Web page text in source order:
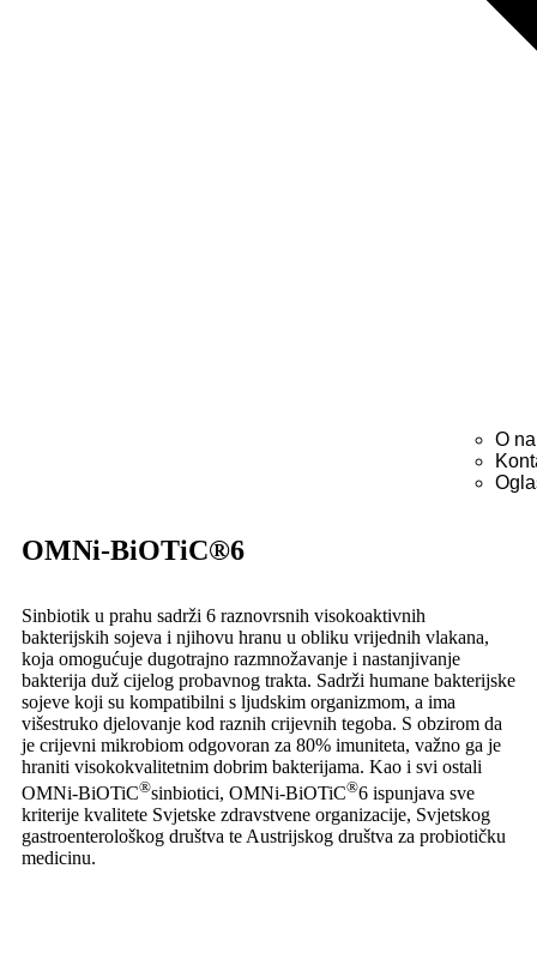
O
OMNi-BiOTiC®6
Sinbiotik u prahu sadrži 6 raznovrsnih visokoaktivnih
bakterijskih sojeva i njihovu hranu u obliku vrijednih vlakana,
koja omogućuje dugotrajno razmnožavanje i nastanjivanje
bakterija duž cijelog probavnog trakta. Sadrži humane bakterijske
sojeve koji su kompatibilni s ljudskim organizmom, a ima
višestruko djelovanje kod raznih crijevnih tegoba. S obzirom da
je crijevni mikrobiom odgovoran za 80% imuniteta, važno ga je
hraniti visokokvalitetnim dobrim bakterijama. Kao i svi ostali
OMNi-BiOTiC®sinbiotici, OMNi-BiOTiC®6 ispunjava sve
kriterije kvalitete Svjetske zdravstvene organizacije, Svjetskog
gastroenterološkog društva te Austrijskog društva za probiotičku
medicinu.